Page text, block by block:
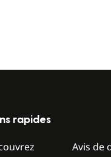
rapides
Avis de